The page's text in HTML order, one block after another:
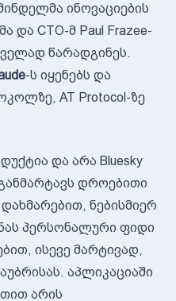
ინოვაციების
და CTO-მ Paul Frazee-
წარადგინეს.
-ს იყენებს და
AT Protocol-ზე
და არა Bluesky
დროებითი
დახმარებით, ნებისმიერ
პერსონალური ფიდი
ისევე მარტივად,
აპლიკაციაში
არის